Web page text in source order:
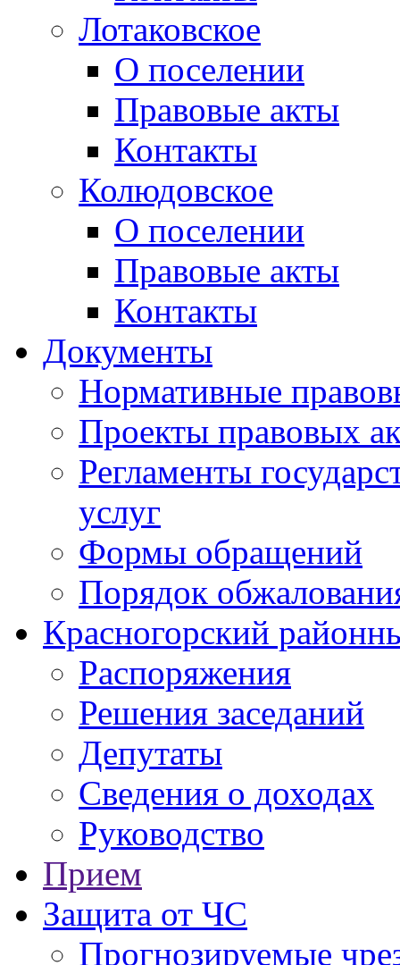
Лотаковское
О поселении
Правовые акты
Контакты
Колюдовское
О поселении
Правовые акты
Контакты
Документы
Нормативные
Проекты правовых
Регламенты
услуг
Формы обращений
Порядок
Красногорский
Распоряжения
Решения заседаний
Депутаты
Сведения о доходах
Руководство
Прием
Защита от ЧС
Прогнозируемые